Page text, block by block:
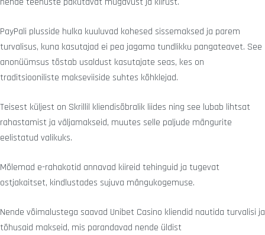
PayPali plusside hulka kuuluvad kohesed sissemaksed ja parem
turvalisus, kuna kasutajad ei pea jagama tundlikku pangateavet. See
anonüümsus tõstab usaldust kasutajate seas, kes on
traditsiooniliste makseviiside suhtes kõhklejad.
Teisest küljest on Skrillil kliendisõbralik liides ning see lubab lihtsat
rahastamist ja väljamakseid, muutes selle paljude mängurite
eelistatud valikuks.
Mõlemad e-rahakotid annavad kiireid tehinguid ja tugevat
ostjakaitset, kindlustades sujuva mängukogemuse.
Nende võimalustega saavad Unibet Casino kliendid nautida turvalisi ja
tõhusaid makseid, mis parandavad nende üldist